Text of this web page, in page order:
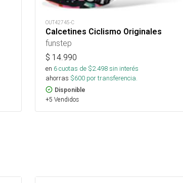
OUT42745-C
Calcetines Ciclismo Originales
funstep
$ 14.990
en 6cuotas de $2.498sin interés
ahorras $600 por transferencia.
Disponible
+5 Vendidos